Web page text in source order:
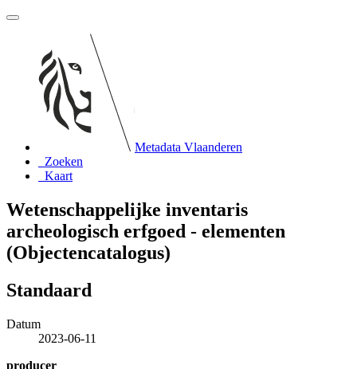
Metadata Vlaanderen
Zoeken
Kaart
Wetenschappelijke inventaris
archeologisch erfgoed - elementen
(Objectencatalogus)
Standaard
Datum
2023-06-11
producer